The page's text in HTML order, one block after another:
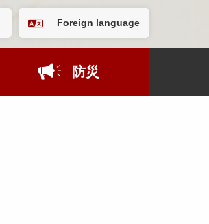
Foreign language
防災